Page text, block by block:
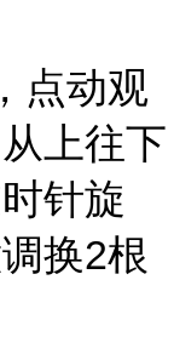
动观
上往下
针旋
换2根